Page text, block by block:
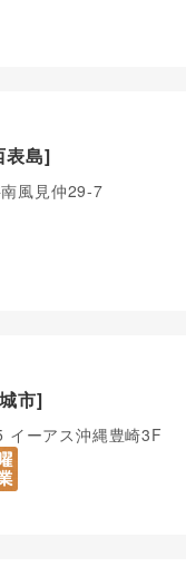
表島]
風見仲29-7
市]
ーアス沖縄豊崎3F